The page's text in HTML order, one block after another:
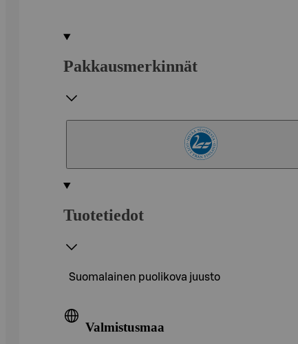
Pakkausmerkinnät
Tuotetiedot
Suomalainen puolikova juusto
Valmistusmaa